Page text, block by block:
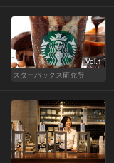
Vol.1
スターバックス研究所